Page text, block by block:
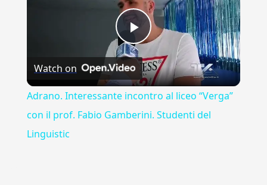
Play
Video
Watch on
Adrano. Interessante incontro al liceo “Verga”
con il prof. Fabio Gamberini. Studenti del
Linguistic